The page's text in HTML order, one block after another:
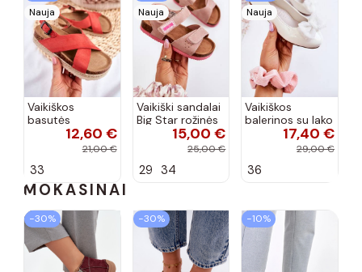
Nauja
Vaikiškos
basutės
koralinės12,60 €
21,00 €
33
Nauja
Vaikiški sandalai
Big Star rožinės
spalvos15,00 €
25,00 €
29 34
Nauja
Vaikiškos
balerinos su lako
efektu ir
kaspinais baltos
17,40 €
29,00 €
36
MOKASINAI
−30% −30% −10%